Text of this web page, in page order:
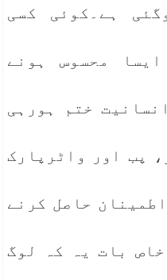
ہے۔کوئی کسی
محسوس ہونے
ختم ہورہی
پب اور واٹرپارک
حاصل کرنے
بات یہ کہ لوگ